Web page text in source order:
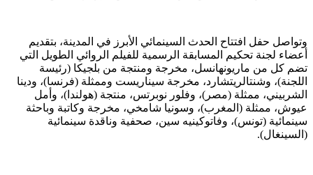
وتواصل حفل افتتاح الحدث السينمائي الأبرز في المدينة، بتقديم
أعضاء لجنة تحكيم المسابقة الرسمية للفيلم الروائي الطويل التي
تضم كل من ماريونهانسل، مخرجة ومنتجة من بلجيكا (رئيسة
اللجنة)، وشنتالريتشارد، مخرجة سيناريست وممثلة (فرنسا)، ودينا
الشربيني، ممثلة (مصر)، وفلور نوبرتس، منتجة (هولندا)، وأمل
عيوش، ممثلة (المغرب)، وسونيا شامخي، مخرجة وكاتبة وباحثة
سينمائية (تونس)، وفاتوكينيه سين، صحفية وناقدة سينمائية
(السينغال).